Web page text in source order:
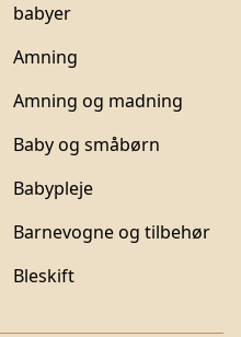
babyer
Amning
Amning og madning
Baby og småbørn
Babypleje
Barnevogne og tilbehør
Bleskift